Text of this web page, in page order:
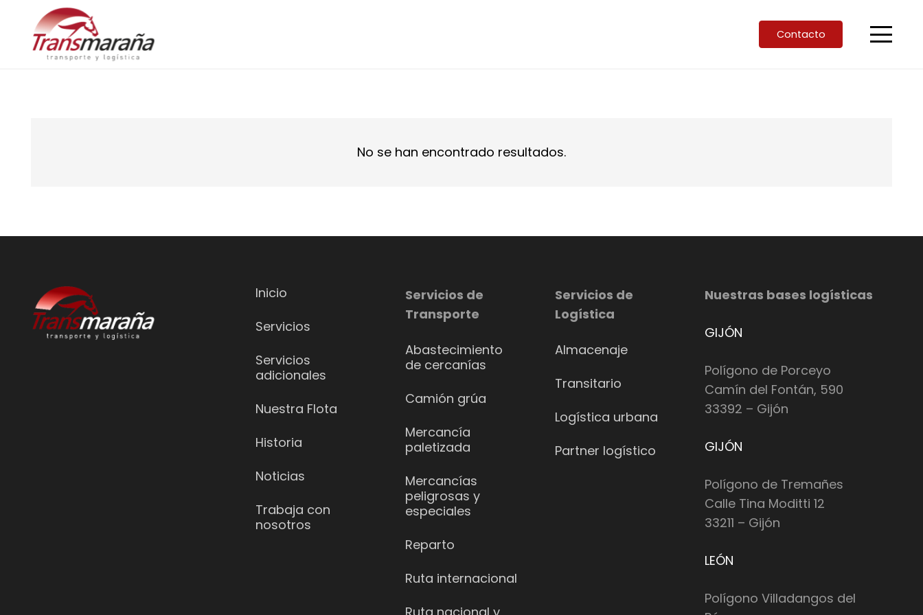
Contacto
No se han encontrado resultados.
Inicio
Servicios
Servicios
adicionales
Nuestra Flota
Historia
Noticias
Trabaja con
nosotros
Servicios de
Transporte
Abastecimiento
de cercanías
Camión grúa
Mercancía
paletizada
Mercancías
peligrosas y
especiales
Reparto
Ruta internacional
Servicios de
Logística
Almacenaje
Transitario
Logística urbana
Partner logístico
Nuestras bases logísticas
GIJÓN
Polígono de Porceyo
Camín del Fontán, 590
33392 – Gijón
GIJÓN
Polígono de Tremañes
Calle Tina Moditti 12
33211 – Gijón
LEÓN
Polígono Villadangos del